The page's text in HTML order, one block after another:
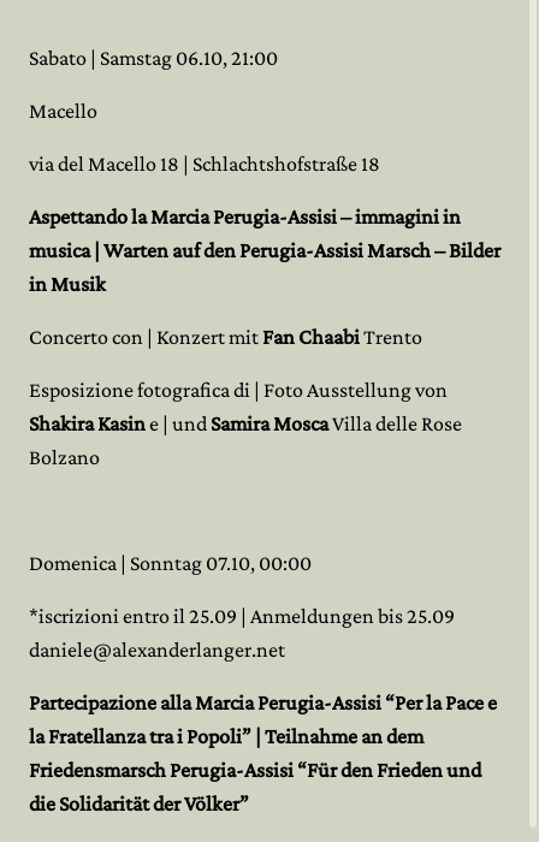
Sabato | Samstag 06.10, 21:00
Macello
via del Macello 18 | Schlachtshofstraße 18
Aspettando la Marcia Perugia-Assisi – immagini in
musica | Warten auf den Perugia-Assisi Marsch – Bilder
in Musik
Concerto con | Konzert mitFan ChaabiTrento
Esposizione fotografica di | Foto Ausstellung von
Shakira Kasine | und Samira MoscaVilla delle Rose
Bolzano
Domenica | Sonntag 07.10, 00:00
*iscrizioni entro il 25.09 | Anmeldungen bis 25.09
daniele@alexanderlanger.net
Partecipazione alla Marcia Perugia-Assisi “Per la Pace e
la Fratellanza tra i Popoli” | Teilnahme an dem
Friedensmarsch Perugia-Assisi “Für den Frieden und
die Solidarität der Völker”